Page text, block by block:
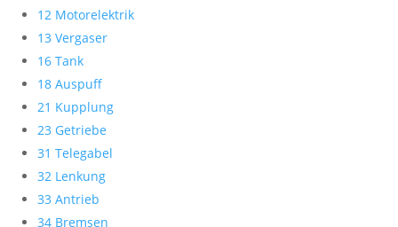
12 Motorelektrik
13 Vergaser
16 Tank
18 Auspuff
21 Kupplung
23 Getriebe
31 Telegabel
32 Lenkung
33 Antrieb
34 Bremsen